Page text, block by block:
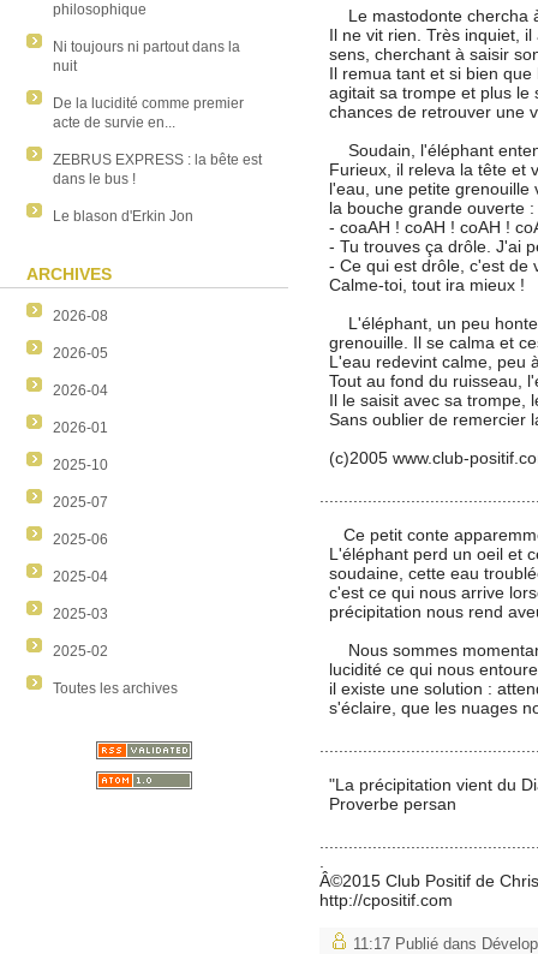
philosophique
Ni toujours ni partout dans la
nuit
De la lucidité comme premier
acte de survie en...
ZEBRUS EXPRESS : la bête est
dans le bus !
Le blason d'Erkin Jon
ARCHIVES
2026-08
2026-05
2026-04
2026-01
2025-10
2025-07
2025-06
2025-04
2025-03
2025-02
Toutes les archives
Le mastodonte chercha
Il ne vit rien. Très inquiet,
sens, cherchant à saisir
Il remua tant et si bien
agitait sa trompe et plus le
chances de retrouver une
Soudain, l'éléphant
Furieux, il releva la tête et
l'eau, une petite grenouille
la bouche grande ouverte :
- coaAH ! coAH ! coAH !
- Tu trouves ça drôle. J'ai
- Ce qui est drôle, c'est de
Calme-toi, tout ira mieux !
L'éléphant, un peu
grenouille. Il se calma et
L'eau redevint calme, peu
Tout au fond du ruisseau,
Il le saisit avec sa trompe,
Sans oublier de remercier
(c)2005 www.club-
Ce petit conte
L'éléphant perd un oeil et
soudaine, cette eau
c'est ce qui nous arrive
précipitation nous rend
Nous sommes
lucidité ce qui nous
il existe une solution :
s'éclaire, que les nuages
"La précipitation vient du
Proverbe persan
Â©2015 Club Positif de
http://cpositif.com
11:17 Publié dans